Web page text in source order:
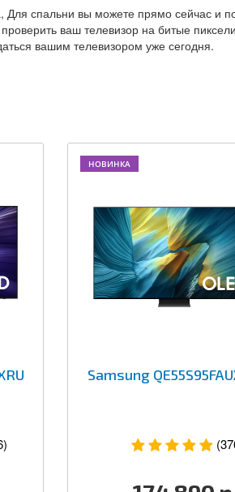
спальни вы можете прямо сейчас и
ваш телевизор на битые
вашим телевизором уже сегодня.
НОВИНКА
Samsung